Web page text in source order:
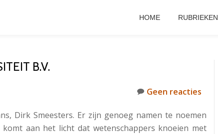
HOME RUBRIEKEN
B.V.
Geen reacties
Dirk Smeesters. Er zijn genoeg namen te noemen
komt aan het licht dat wetenschappers knoeien met